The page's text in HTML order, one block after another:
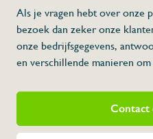
Als je vragen hebt over onze
bezoek dan zeker onze
onze bedrijfsgegevens,
en verschillende manieren
Contact